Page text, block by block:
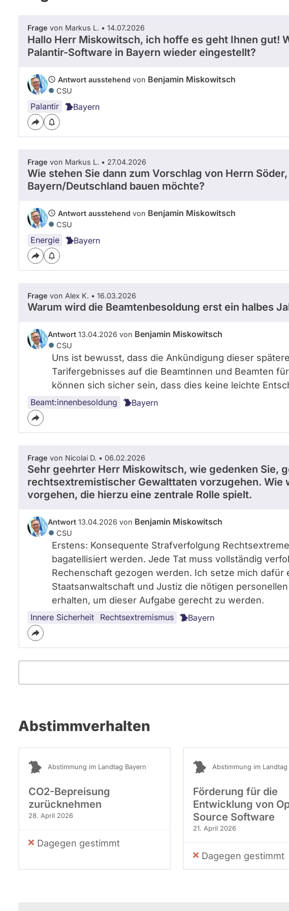
Frage von Markus L. • 14.07.2026
Hallo Herr Miskowitsch, ich hoffe es geht Ihnen gut!
Palantir-Software in Bayern wieder eingestellt?
Antwort ausstehend von Benjamin Miskowitsch
CSU
Palantir Bayern
Frage von Markus L. • 27.04.2026
Wie stehen Sie dann zum Vorschlag von Herrn
Bayern/Deutschland bauen möchte?
Antwort ausstehend von Benjamin Miskowitsch
CSU
Energie Bayern
Frage von Alex K. • 16.03.2026
Warum wird die Beamtenbesoldung erst ein halbes
Antwort 13.04.2026 von Benjamin Miskowitsch
CSU
Uns ist bewusst, dass die Ankündigung dieser
Tarifergebnisses auf die Beamtinnen und Beamten
können sich sicher sein, dass dies keine leichte
Beamt:innenbesoldung Bayern
Frage von Nicolai D. • 06.02.2026
Sehr geehrter Herr Miskowitsch, wie gedenken Sie,
rechtsextremistischer Gewalttaten vorzugehen. Wie
vorgehen, die hierzu eine zentrale Rolle spielt.
Antwort 13.04.2026 von Benjamin Miskowitsch
CSU
Erstens: Konsequente Strafverfolgung
bagatellisiert werden. Jede Tat muss vollständig
Rechenschaft gezogen werden. Ich setze mich dafür
Staatsanwaltschaft und Justiz die nötigen
erhalten, um dieser Aufgabe gerecht zu werden.
Innere Sicherheit Rechtsextremismus Bayern
Abstimmverhalten
Abstimmung im Landtag Bayern
CO2-Bepreisung
zurücknehmen
28. April 2026
Dagegen gestimmt
Abstimmung im Landtag
Förderung für die
Entwicklung von
Source Software
21. April 2026
Dagegen gestimmt